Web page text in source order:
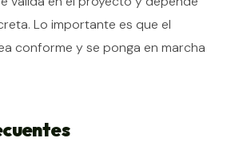
Lo importante es que el
conforme y se ponga en marcha